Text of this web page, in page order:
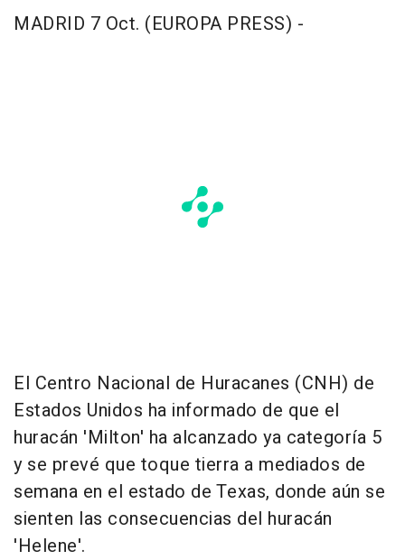
MADRID 7 Oct. (EUROPA PRESS) -
El Centro Nacional de Huracanes (CNH) de
Estados Unidos ha informado de que el
huracán 'Milton' ha alcanzado ya categoría 5
y se prevé que toque tierra a mediados de
semana en el estado de Texas, donde aún se
sienten las consecuencias del huracán
'Helene'.